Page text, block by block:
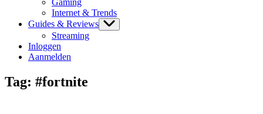
Gaming
Internet & Trends
Guides & Reviews
Streaming
Inloggen
Aanmelden
Tag: #fortnite